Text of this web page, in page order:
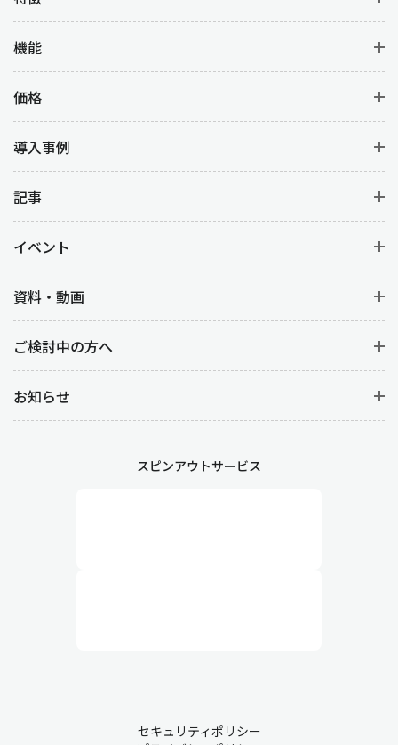
機能
価格
導入事例
記事
イベント
資料・動画
ご検討中の方へ
お知らせ
スピンアウトサービス
セキュリティポリシー